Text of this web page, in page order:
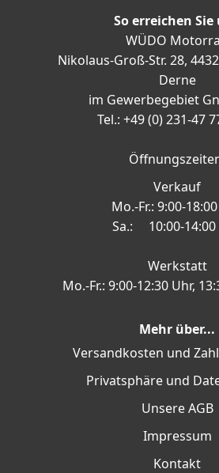
So erreichen Sie
WÜDO
Nikolaus-Groß-Str. 28,
Derne
im Gewerbegebiet
Tel.: +49 (0) 231-47
Verkauf
Mo.-Fr.: 9:00-
Sa.: 10:00-14:00
Werkstatt
Mo.-Fr.: 9:00-12:30 Uhr,
Mehr über...
Versandkosten und
Privatsphäre und
Unsere AGB
Impressum
Kontakt